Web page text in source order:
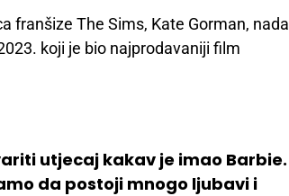
franšize The Sims, Kate Gorman, nada
koji je bio najprodavaniji film
utjecaj kakav je imao Barbie.
da postoji mnogo ljubavi i